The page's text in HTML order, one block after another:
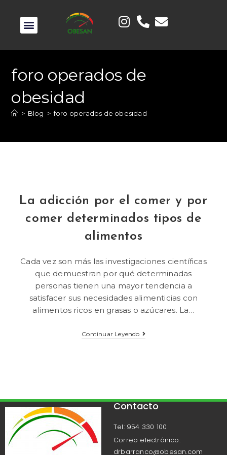
foro operados de
obesidad
> Blog > foro operados de obesidad
La adicción por el comer y por
comer determinados tipos de
alimentos
Cada vez son más las investigaciones científicas
que demuestran por qué determinadas
personas tienen una mayor tendencia a
satisfacer sus necesidades alimenticias con
alimentos ricos en grasas o azúcares. La…
Continuar Leyendo
Contacto
Tel: 954 330 100
Correo electrónico:
drbarranco@obesan.com